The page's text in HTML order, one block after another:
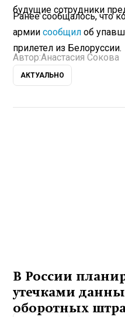
будущие сотрудники
Ранее сообщалось, что
армиисообщил об
прилетел из Белоруссии.
Автор:Анастасия Сокова
АКТУАЛЬНО
В России
утечками
оборотных